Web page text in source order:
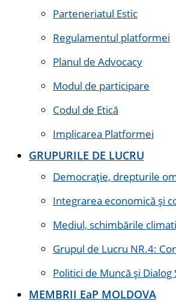
Parteneriatul Estic
Regulamentul platformei
Planul de Advocacy
Modul de participare
Codul de Etică
Implicarea Platformei
GRUPURILE DE LUCRU
Democrație, drepturile
Integrarea economică și
Mediul, schimbările
Grupul de Lucru NR.4:
Politici de Muncă și Dialog
MEMBRII EaP MOLDOVA